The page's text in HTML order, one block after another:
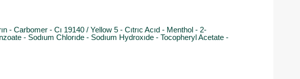
- Carbomer - Cı 19140 / Yellow 5 - Cıtrıc Acıd - Menthol - 2-
- Sodıum Chlorıde - Sodıum Hydroxıde - Tocopheryl Acetate -